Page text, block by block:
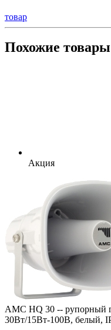
товар
Похожие товары
Акция
AMC HQ 30 -- рупорный
30Вт/15Вт-100В, белый,